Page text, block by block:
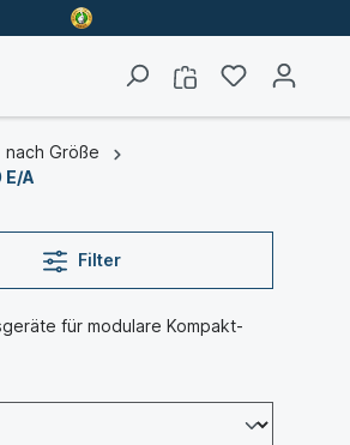
nach Größe
A
Filter
für modulare Kompakt-